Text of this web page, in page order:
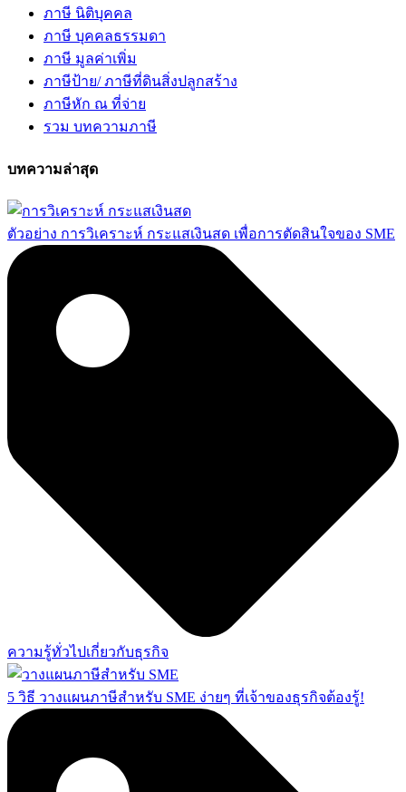
ภาษี นิติบุคคล
ภาษี บุคคลธรรมดา
ภาษี มูลค่าเพิ่ม
ภาษีป้าย/ ภาษีที่ดินสิ่งปลูกสร้าง
ภาษีหัก ณ ที่จ่าย
รวม บทความภาษี
บทความล่าสุด
ตัวอย่าง การวิเคราะห์ กระแสเงินสด เพื่อการตัดสินใจของ SME
ความรู้ทั่วไปเกี่ยวกับธุรกิจ
5 วิธี วางแผนภาษีสำหรับ SME ง่ายๆ ที่เจ้าของธุรกิจต้องรู้!